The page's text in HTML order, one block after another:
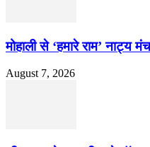
मोहाली से ‘हमारे राम’
August 7, 2026